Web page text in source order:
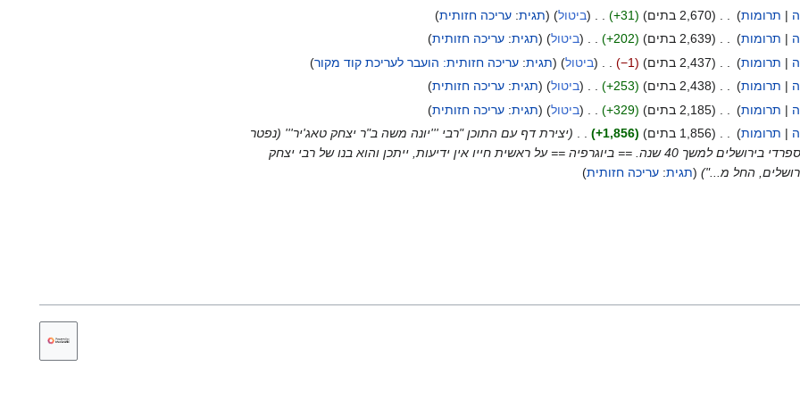
תרומות 2,670 בתים
+31
ביטול תגית: עריכה חזותית
תרומות 2,639 בתים
+202
ביטול תגית: עריכה חזותית
תרומות 2,437 בתים
−1
ביטול תגית: עריכה חזותית: הועבר לעריכת קוד מקור
תרומות 2,438 בתים
+253
ביטול תגית: עריכה חזותית
תרומות 2,185 בתים
+329
ביטול תגית: עריכה חזותית
תרומות 1,856 בתים +1,856
יצירת דף עם התוכן "רבי '''יונה משה ב"ר יצחק טאג'יר''' (נפטר
בי"ז חשון תרע"א) אביו של רבי שלמה טאג'יר, שימש כדיין הכולל הספרדי בירושלים למשך 40 שנה. == ביוגרפיה == על ראשית חייו אין ידיעות, ייתכן והוא בנו של רבי יצחק
החל מ..."
תגית:עריכה חזותית